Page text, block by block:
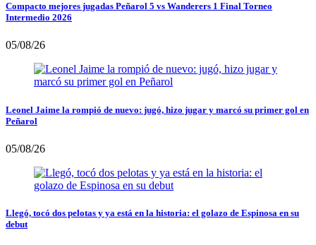
Compacto mejores jugadas Peñarol 5 vs Wanderers 1 Final Torneo
Intermedio 2026
05/08/26
Leonel Jaime la rompió de nuevo: jugó, hizo jugar y marcó su primer gol en
Peñarol
05/08/26
Llegó, tocó dos pelotas y ya está en la historia: el golazo de Espinosa en su
debut